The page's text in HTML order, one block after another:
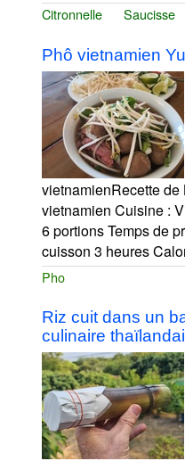
Citronnelle Saucisse
Phô vietnamien
vietnamienRecette
vietnamien Cuisine :
6 portions Temps de
cuisson 3 heures
Pho
Riz cuit dans un
culinaire